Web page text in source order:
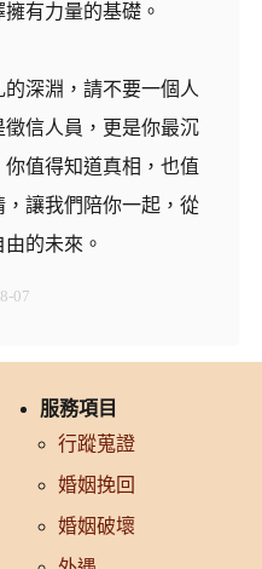
有力量的基礎。
深淵，請不要一個人
信人員，更是你最沉
值得知道真相，也值
讓我們陪你一起，從
的未來。
07
服務項目
行蹤蒐證
婚姻挽回
婚姻破壞